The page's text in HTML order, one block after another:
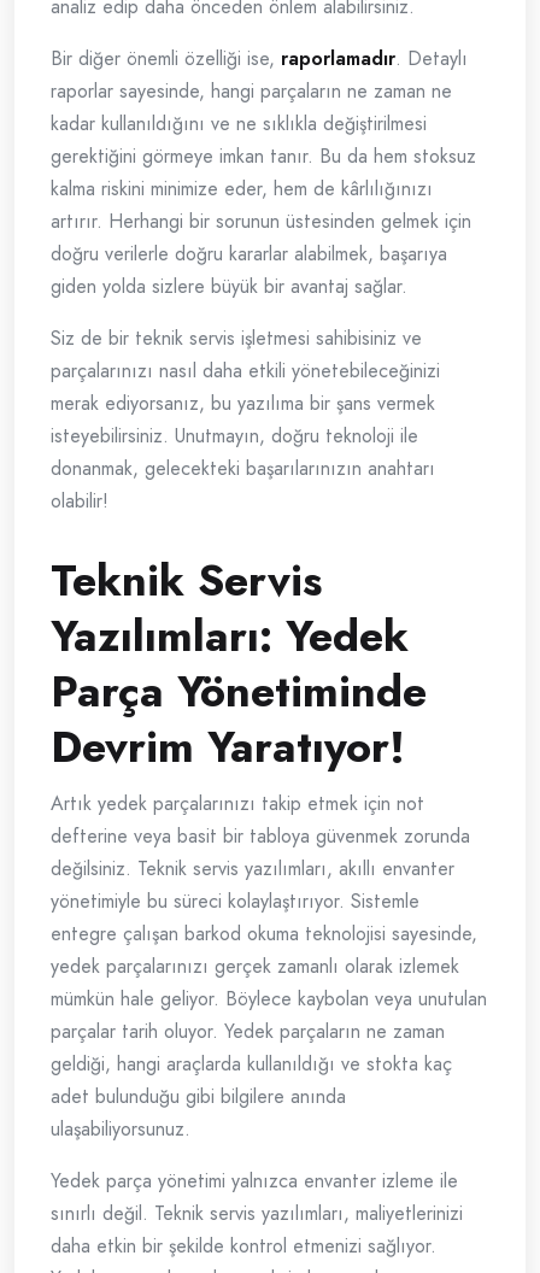
analiz edip daha önceden önlem alabilirsiniz.
Bir diğer önemli özelliği ise, raporlamadır. Detaylı
raporlar sayesinde, hangi parçaların ne zaman ne
kadar kullanıldığını ve ne sıklıkla değiştirilmesi
gerektiğini görmeye imkan tanır. Bu da hem stoksuz
kalma riskini minimize eder, hem de kârlılığınızı
artırır. Herhangi bir sorunun üstesinden gelmek için
doğru verilerle doğru kararlar alabilmek, başarıya
giden yolda sizlere büyük bir avantaj sağlar.
Siz de bir teknik servis işletmesi sahibisiniz ve
parçalarınızı nasıl daha etkili yönetebileceğinizi
merak ediyorsanız, bu yazılıma bir şans vermek
isteyebilirsiniz. Unutmayın, doğru teknoloji ile
donanmak, gelecekteki başarılarınızın anahtarı
olabilir!
Teknik Servis
Yazılımları: Yedek
Parça Yönetiminde
Devrim Yaratıyor!
Artık yedek parçalarınızı takip etmek için not
defterine veya basit bir tabloya güvenmek zorunda
değilsiniz. Teknik servis yazılımları, akıllı envanter
yönetimiyle bu süreci kolaylaştırıyor. Sistemle
entegre çalışan barkod okuma teknolojisi sayesinde,
yedek parçalarınızı gerçek zamanlı olarak izlemek
mümkün hale geliyor. Böylece kaybolan veya unutulan
parçalar tarih oluyor. Yedek parçaların ne zaman
geldiği, hangi araçlarda kullanıldığı ve stokta kaç
adet bulunduğu gibi bilgilere anında
ulaşabiliyorsunuz.
Yedek parça yönetimi yalnızca envanter izleme ile
sınırlı değil. Teknik servis yazılımları, maliyetlerinizi
daha etkin bir şekilde kontrol etmenizi sağlıyor.